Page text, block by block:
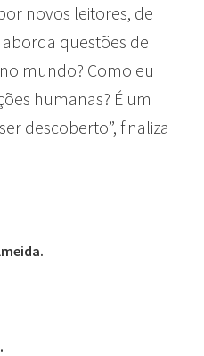
novos leitores, de
questões de
mundo? Como eu
humanas? É um
descoberto”, finaliza
.